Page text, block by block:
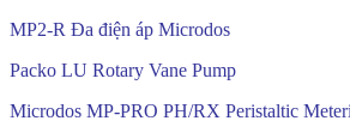
MP2-R Đa điện áp Microdos
Packo LU Rotary Vane Pump
Microdos MP-PRO PH/RX Peristaltic